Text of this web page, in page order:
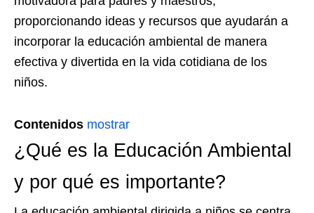
proporcionando ideas y recursos que ayudarán a
incorporar la educación ambiental de manera
efectiva y divertida en la vida cotidiana de los
niños.
Contenidos mostrar
¿Qué es la Educación Ambiental
y por qué es importante?